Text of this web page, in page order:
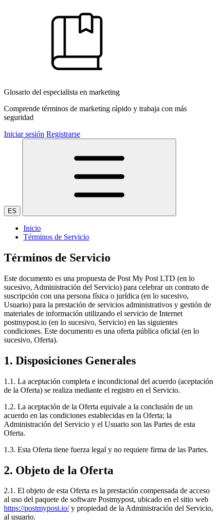
Glosario del especialista en marketing
Comprende términos de marketing rápido y trabaja con más
seguridad
Iniciar sesión Registrarse
ES
Inicio
Términos de Servicio
Términos de Servicio
Este documento es una propuesta de Post My Post LTD (en lo
sucesivo, Administración del Servicio) para celebrar un contrato de
suscripción con una persona física o jurídica (en lo sucesivo,
Usuario) para la prestación de servicios administrativos y gestión de
materiales de información utilizando el servicio de Internet
postmypost.io (en lo sucesivo, Servicio) en las siguientes
condiciones. Este documento es una oferta pública oficial (en lo
sucesivo, Oferta).
1. Disposiciones Generales
1.1. La aceptación completa e incondicional del acuerdo (aceptación
de la Oferta) se realiza mediante el registro en el Servicio.
1.2. La aceptación de la Oferta equivale a la conclusión de un
acuerdo en las condiciones establecidas en la Oferta; la
Administración del Servicio y el Usuario son las Partes de esta
Oferta.
1.3. Esta Oferta tiene fuerza legal y no requiere firma de las Partes.
2. Objeto de la Oferta
2.1. El objeto de esta Oferta es la prestación compensada de acceso
al uso del paquete de software Postmypost, ubicado en el sitio web
https://postmypost.io/y propiedad de la Administración del Servicio,
al usuario.